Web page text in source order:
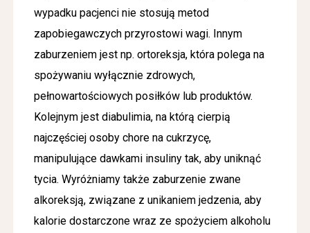
wypadku pacjenci nie stosują metod
zapobiegawczych przyrostowi wagi. Innym
zaburzeniem jest np. ortoreksja, która polega na
spożywaniu wyłącznie zdrowych,
pełnowartościowych posiłków lub produktów.
Kolejnym jest diabulimia, na którą cierpią
najczęściej osoby chore na cukrzycę,
manipulujące dawkami insuliny tak, aby uniknąć
tycia. Wyróżniamy także zaburzenie zwane
alkoreksją, związane z unikaniem jedzenia, aby
kalorie dostarczone wraz ze spożyciem alkoholu